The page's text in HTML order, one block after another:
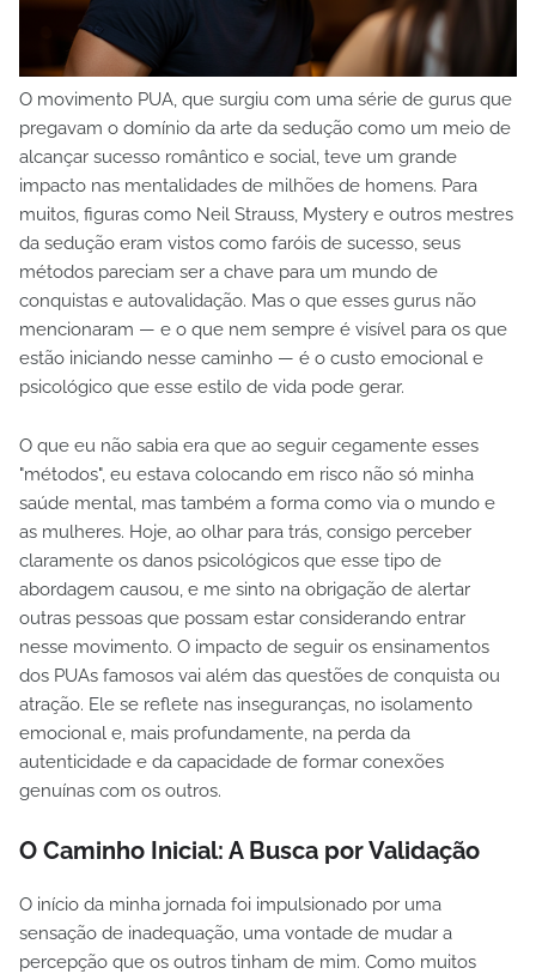
O movimento PUA, que surgiu com uma série de gurus que
pregavam o domínio da arte da sedução como um meio de
alcançar sucesso romântico e social, teve um grande
impacto nas mentalidades de milhões de homens. Para
muitos, figuras como Neil Strauss, Mystery e outros mestres
da sedução eram vistos como faróis de sucesso, seus
métodos pareciam ser a chave para um mundo de
conquistas e autovalidação. Mas o que esses gurus não
mencionaram — e o que nem sempre é visível para os que
estão iniciando nesse caminho — é o custo emocional e
psicológico que esse estilo de vida pode gerar.
O que eu não sabia era que ao seguir cegamente esses
"métodos", eu estava colocando em risco não só minha
saúde mental, mas também a forma como via o mundo e
as mulheres. Hoje, ao olhar para trás, consigo perceber
claramente os danos psicológicos que esse tipo de
abordagem causou, e me sinto na obrigação de alertar
outras pessoas que possam estar considerando entrar
nesse movimento. O impacto de seguir os ensinamentos
dos PUAs famosos vai além das questões de conquista ou
atração. Ele se reflete nas inseguranças, no isolamento
emocional e, mais profundamente, na perda da
autenticidade e da capacidade de formar conexões
genuínas com os outros.
O Caminho Inicial: A Busca por Validação
O início da minha jornada foi impulsionado por uma
sensação de inadequação, uma vontade de mudar a
percepção que os outros tinham de mim. Como muitos